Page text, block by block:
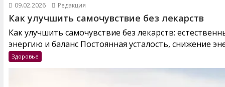
09.02.2026 Редакция
Как улучшить самочувствие без лекарств
Как улучшить самочувствие без лекарств:
энергию и баланс Постоянная усталость, снижение
Здоровье